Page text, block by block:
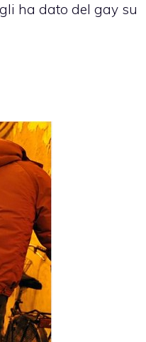
ha dato del gay su